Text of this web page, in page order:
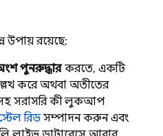
উপায় রয়েছে:
পুনরুদ্ধারকরতে, একটি
করে অথবা অতীতের
সহ সরাসরি কী লুকআপ
রিডসম্পাদন করুন এবং